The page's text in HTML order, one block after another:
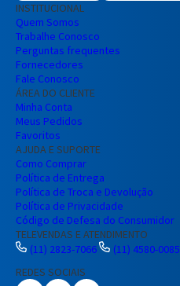
INSTITUCIONAL
Quem Somos
Trabalhe Conosco
Perguntas frequentes
Fornecedores
Fale Conosco
ÁREA DO CLIENTE
Minha Conta
Meus Pedidos
Favoritos
AJUDA E SUPORTE
Como Comprar
Política de Entrega
Política de Troca e Devolução
Política de Privacidade
Código de Defesa do Consumidor
TELEVENDAS E ATENDIMENTO
(11) 2823-7066
(11) 4580-0085
REDES SOCIAIS